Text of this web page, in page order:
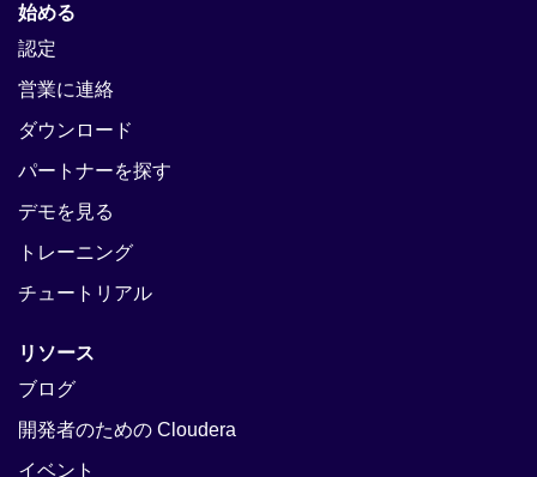
始める
認定
営業に連絡
ダウンロード
パートナーを探す
デモを見る
トレーニング
チュートリアル
リソース
ブログ
開発者のための Cloudera
イベント